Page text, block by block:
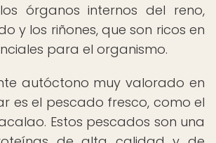
órganos internos del reno,
y los riñones, que son ricos en
para el organismo.
autóctono muy valorado en
es el pescado fresco, como el
Estos pescados son una